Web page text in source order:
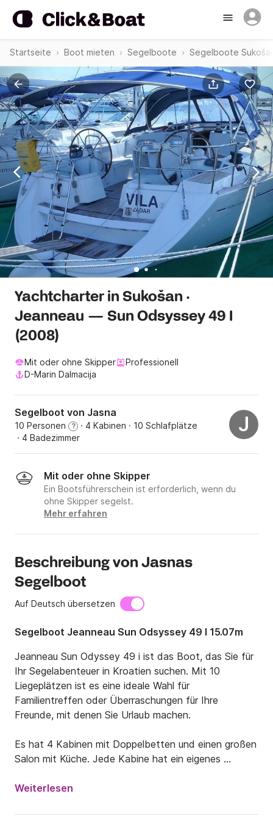
Startseite Boot mieten Segelboote Segelboote
Yachtcharter in Sukošan ·
Jeanneau — Sun Odsyssey 49 I
(2008)
Mit oder ohne Skipper
Professionell
D-Marin Dalmacija
Segelboot von Jasna
10 Personen ? · 4 Kabinen · 10 Schlafplätze
· 4 Badezimmer
J
Mit oder ohne Skipper
Ein Bootsführerschein ist erforderlich, wenn du
ohne Skipper segelst.
Mehr erfahren
Beschreibung von Jasnas
Segelboot
Auf Deutsch übersetzen
Segelboot Jeanneau Sun Odsyssey 49 I 15.07m
Jeanneau Sun Odyssey 49 i ist das Boot, das Sie für
Ihr Segelabenteuer in Kroatien suchen. Mit 10
Liegeplätzen ist es eine ideale Wahl für
Familientreffen oder Überraschungen für Ihre
Freunde, mit denen Sie Urlaub machen.
Es hat 4 Kabinen mit Doppelbetten und einen großen
Salon mit Küche. Jede Kabine hat ein eigenes
Navigation zu erleichtern, gibt es auch Bugstrahlruder,
ohne Skipper gemietet. Denken Sie daran, Ihren
Weiterlesen